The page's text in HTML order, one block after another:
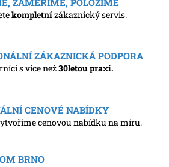
kompletnízákaznický servis.
ZÁKAZNICKÁ PODPORA
s více než30letou praxí.
CENOVÉ NABÍDKY
cenovou nabídku na míru.
BRNO